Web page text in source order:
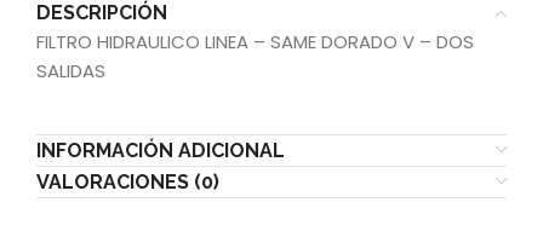
DESCRIPCIÓN
FILTRO HIDRAULICO LINEA – SAME DORADO V – DOS
SALIDAS
INFORMACIÓN ADICIONAL
VALORACIONES (0)